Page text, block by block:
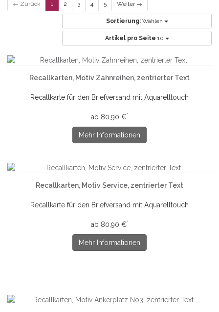
← Zurück 1 2 3 4 5 Weiter →
Sortierung: Wählen
Artikel pro Seite 10
Recallkarten, Motiv Zahnreihen, zentrierter Text
Recallkarte für den Briefversand mit Aquarelltouch
ab 80,90 €*
Mehr Informationen
Recallkarten, Motiv Service, zentrierter Text
Recallkarte für den Briefversand mit Aquarelltouch
ab 80,90 €*
Mehr Informationen